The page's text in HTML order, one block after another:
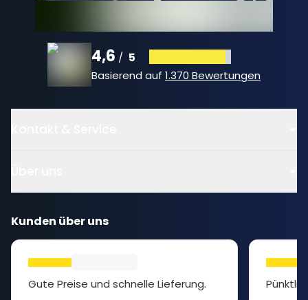
4,6 / 5
Basierend auf 1.370 Bewertungen
Kunden über uns
Gute Preise und schnelle Lieferung.